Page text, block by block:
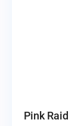
Pink Raid